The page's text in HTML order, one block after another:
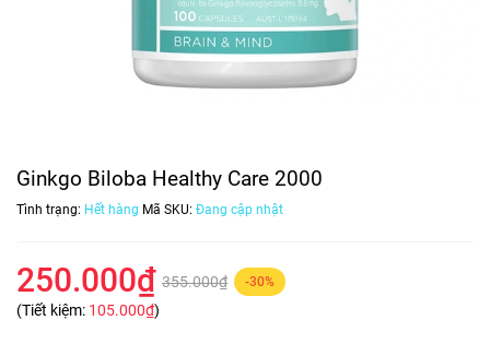
Ginkgo Biloba Healthy Care 2000
Tình trạng: Hết hàng Mã SKU: Đang cập nhật
250.000₫ 355.000₫ -30%
(Tiết kiệm: 105.000₫)